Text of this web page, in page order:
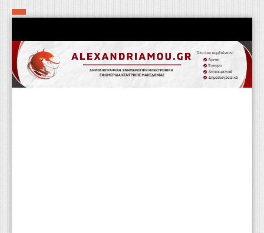
Αρχική
Τα εν δήμω εν οίκω
Πολιτιστικά-Εκκλησιαστικά